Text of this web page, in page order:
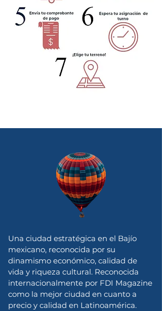
Una ciudad estratégica en el Bajío
mexicano, reconocida por su
dinamismo económico, calidad de
vida y riqueza cultural. Reconocida
internacionalmente por FDI Magazine
como la mejor ciudad en cuanto a
precio y calidad en Latinoamérica.